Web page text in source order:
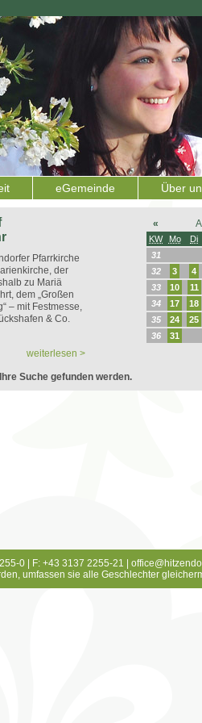
eGemeinde Über
Pfarrkirche
der
zu Mariä
dem „Großen
– mit Festmesse,
& Co.
weiterlesen >
«
KW Mo Di
31
32
3 4
33
10 11
34
17 18
35
24 25
36
31
Suche gefunden werden.
0 | F: +43 3137 2255-21 |
umfassen sie alle Geschlechter